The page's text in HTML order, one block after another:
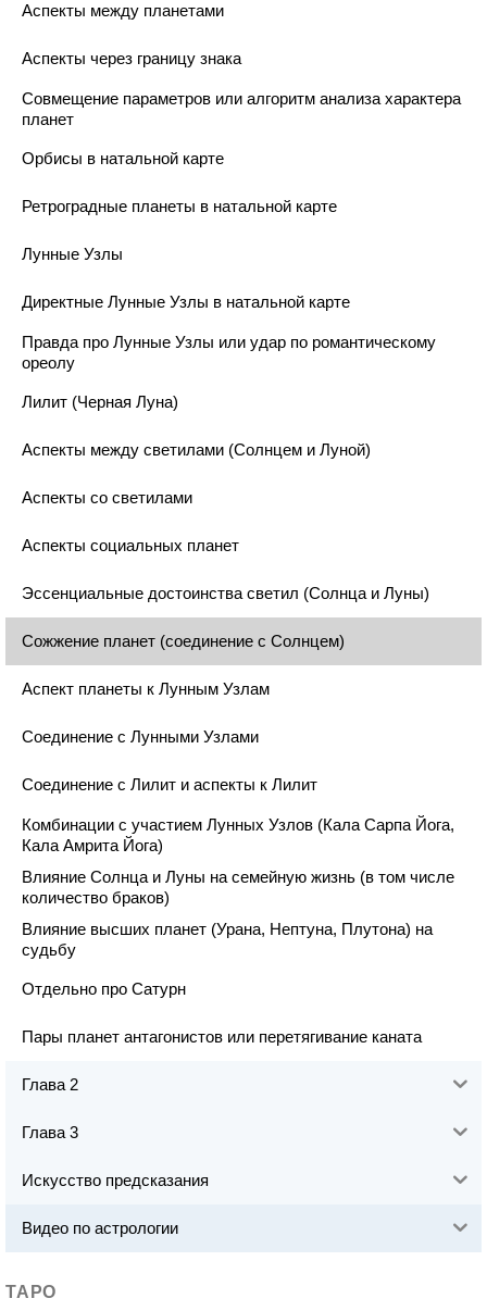
Аспекты между планетами
Аспекты через границу знака
Совмещение параметров или алгоритм анализа характера
планет
Орбисы в натальной карте
Ретроградные планеты в натальной карте
Лунные Узлы
Директные Лунные Узлы в натальной карте
Правда про Лунные Узлы или удар по романтическому
ореолу
Лилит (Черная Луна)
Аспекты между светилами (Солнцем и Луной)
Аспекты со светилами
Аспекты социальных планет
Эссенциальные достоинства светил (Солнца и Луны)
Сожжение планет (соединение с Солнцем)
Аспект планеты к Лунным Узлам
Соединение с Лунными Узлами
Соединение с Лилит и аспекты к Лилит
Комбинации с участием Лунных Узлов (Кала Сарпа Йога,
Кала Амрита Йога)
Влияние Солнца и Луны на семейную жизнь (в том числе
количество браков)
Влияние высших планет (Урана, Нептуна, Плутона) на
судьбу
Отдельно про Сатурн
Пары планет антагонистов или перетягивание каната
Глава 2
Глава 3
Искусство предсказания
Видео по астрологии
ТАРО